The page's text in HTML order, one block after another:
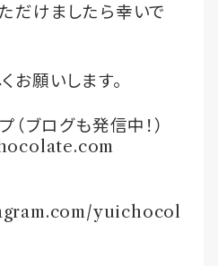
だけましたら幸いで
お願いします。
（ブログも発信中！）
yuichocol